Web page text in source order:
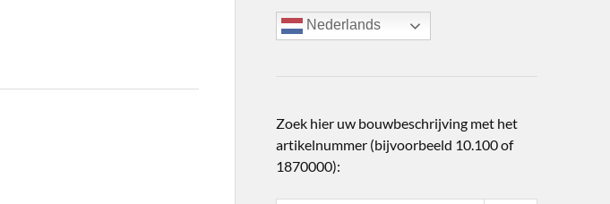
Nederlands
Zoek hier uw bouwbeschrijving met het
artikelnummer (bijvoorbeeld 10.100 of
1870000):